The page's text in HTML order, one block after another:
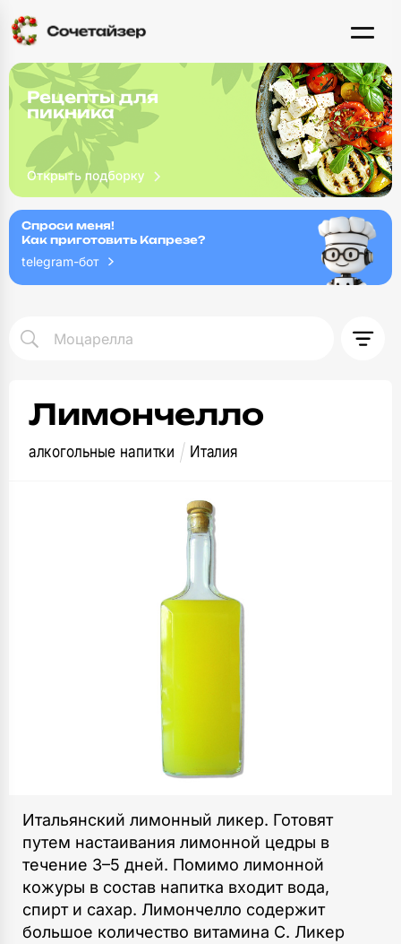
Рецепты для
пикника
Спроси меня!
Как приготовить Капрезе?
telegram-бот
Лимончелло
алкогольные напитки Италия
Итальянский лимонный ликер. Готовят
путем настаивания лимонной цедры в
течение 3–5 дней. Помимо лимонной
кожуры в состав напитка входит вода,
спирт и сахар. Лимончелло содержит
большое количество витамина С. Ликер